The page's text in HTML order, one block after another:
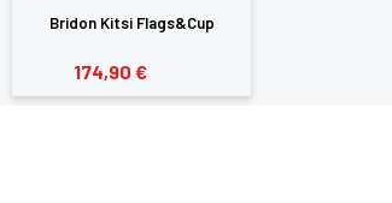
Bridon Kitsi Flags&Cup
174,90 €